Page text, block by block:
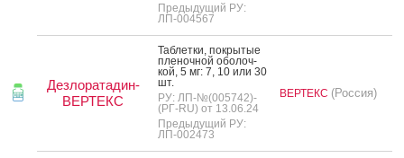
Предыдущий РУ:
ЛП-004567
Дезлоратадин-
ВЕРТЕКС
Таб­летки, пок­ры­тые
пле­ноч­ной обо­лоч­
кой, 5 мг: 7, 10 или 30
шт.
РУ: ЛП-№(005742)-
(РГ-RU) от 13.06.24
Предыдущий РУ:
ЛП-002473
ВЕРТЕКС (Россия)